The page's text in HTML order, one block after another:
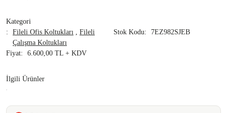
Kategori
Fileli Ofis Koltukları
Fileli
Çalışma Koltukları
Stok Kodu 7EZ982SJEB
Fiyat 6.600,00 TL + KDV
İlgili Ürünler